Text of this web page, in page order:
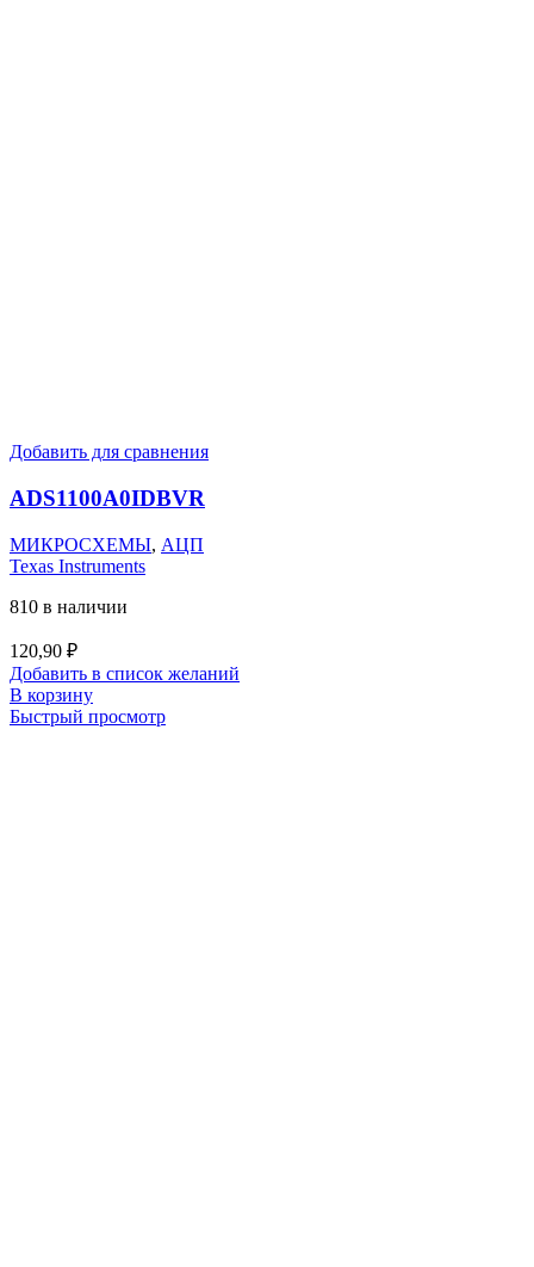
Добавить для сравнения
ADS1100A0IDBVR
МИКРОСХЕМЫ, АЦП
Texas Instruments
810 в наличии
120,90 ₽
Добавить в список желаний
В корзину
Быстрый просмотр